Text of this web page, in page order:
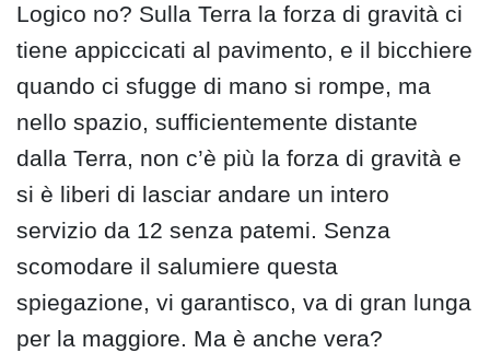
Logico no? Sulla Terra la forza di gravità ci
tiene appiccicati al pavimento, e il bicchiere
quando ci sfugge di mano si rompe, ma
nello spazio, sufficientemente distante
dalla Terra, non c’è più la forza di gravità e
si è liberi di lasciar andare un intero
servizio da 12 senza patemi. Senza
scomodare il salumiere questa
spiegazione, vi garantisco, va di gran lunga
per la maggiore. Ma è anche vera?